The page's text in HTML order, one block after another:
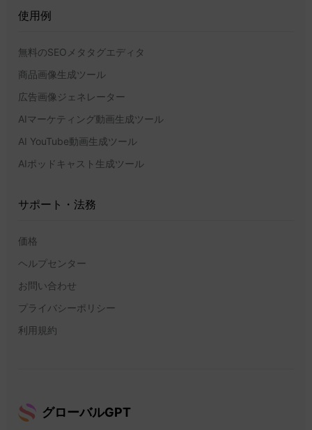
使用例
無料のSEOメタタグエディタ
商品画像生成ツール
広告画像ジェネレーター
AIマーケティング動画生成ツール
AI YouTube動画生成ツール
AIポッドキャスト生成ツール
サポート・法務
価格
ヘルプセンター
お問い合わせ
プライバシーポリシー
利用規約
グローバルGPT